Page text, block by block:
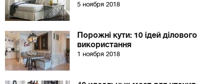
5 ноября 2018
Порожні кути: 10 ідей ділового
використання
1 ноября 2018